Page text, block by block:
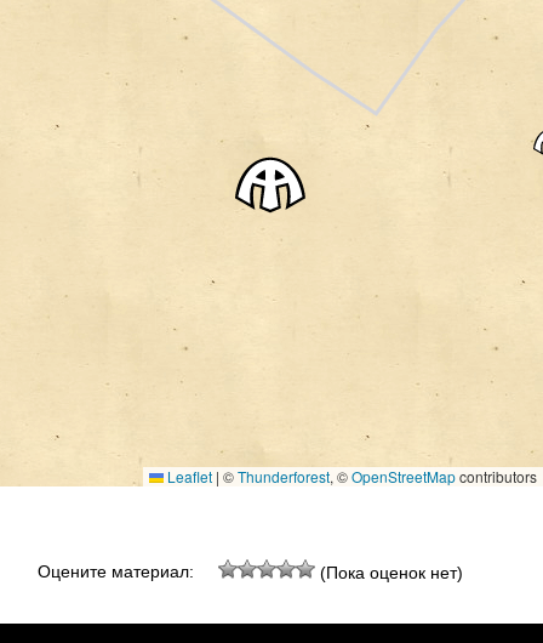
Leaflet | ©Thunderforest, ©OpenStreetMapcontributors
Оцените материал: (Пока оценок нет)